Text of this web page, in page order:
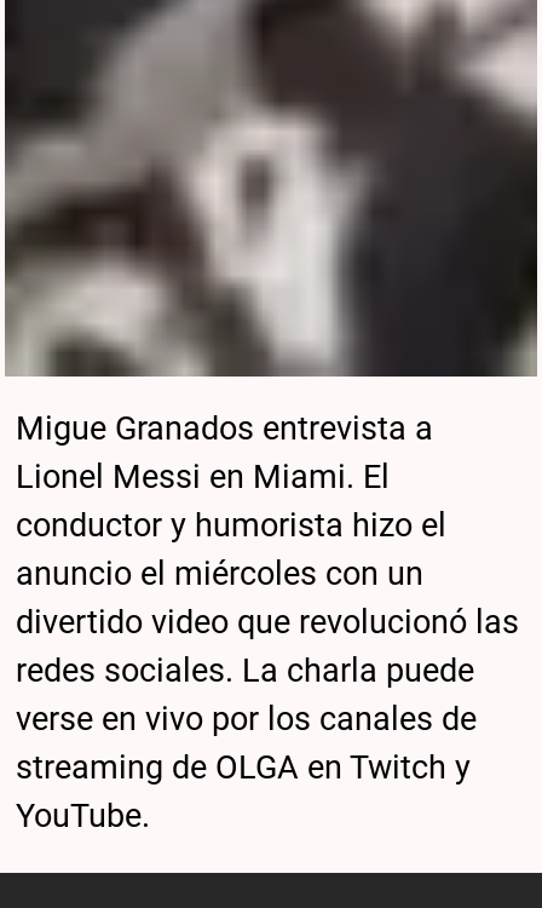
Migue Granados entrevista a
Lionel Messi en Miami. El
conductor y humorista hizo el
anuncio el miércoles con un
divertido video que revolucionó las
redes sociales. La charla puede
verse en vivo por los canales de
streaming de OLGA en Twitch y
YouTube.